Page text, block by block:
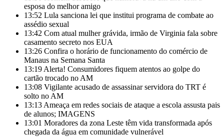
esposa do melhor amigo
13:52 Lula sanciona lei que institui programa de combate ao
assédio sexual
13:42 Com atual mulher grávida, irmão de Virginia fala sobre
casamento secreto nos EUA
13:26 Confira o horário de funcionamento do comércio de
Manaus na Semana Santa
13:19 Alerta! Consumidores fiquem atentos ao golpe do
cartão trocado no AM
13:08 Vigilante acusado de assassinar servidora do TRT é
solto no AM
13:13 Ameaça em redes sociais de ataque a escola assusta pais
de alunos; IMAGENS
13:01 Moradores da zona Leste têm vida transformada após
chegada da água em comunidade vulnerável